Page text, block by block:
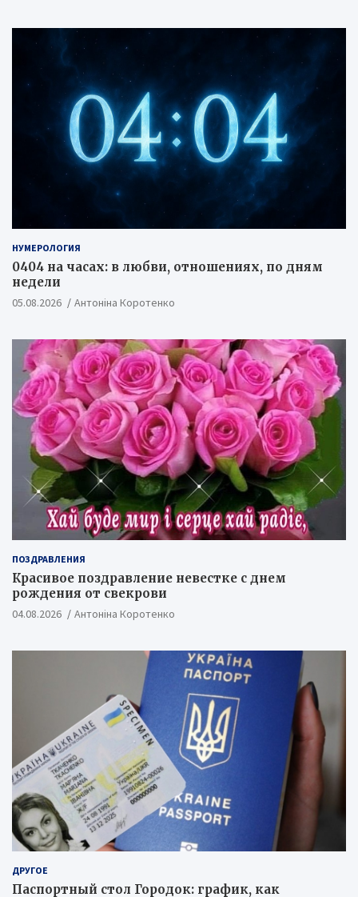
НУМЕРОЛОГИЯ
0404 на часах: в любви, отношениях, по дням
недели
05.08.2026 Антоніна Коротенко
ПОЗДРАВЛЕНИЯ
Красивое поздравление невестке с днем
рождения от свекрови
04.08.2026 Антоніна Коротенко
ДРУГОЕ
Паспортный стол Городок: график, как